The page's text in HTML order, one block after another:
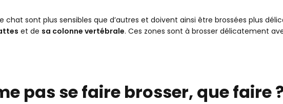
sont plus sensibles que d’autres et doivent ainsi être brossées plus
et de sa colonne vertébrale. Ces zones sont à brosser délicatement
pas se faire brosser, que faire